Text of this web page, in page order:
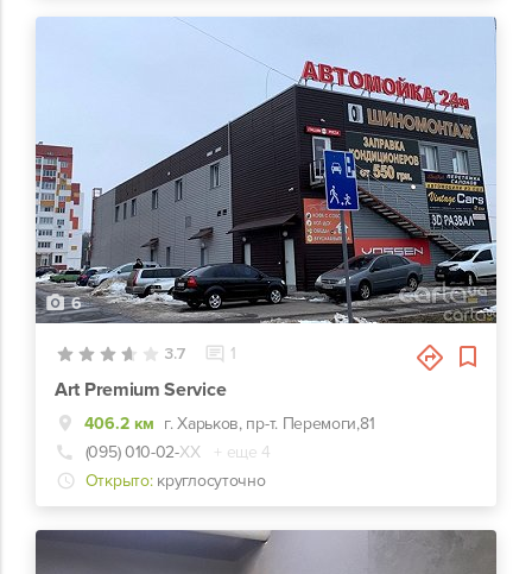
6
3.7 1
Art Premium Service
406.2 км г. Харьков, пр-т. Перемоги,81
(095) 010-02-ХХ
+ еще 4
Открыто: круглосуточно